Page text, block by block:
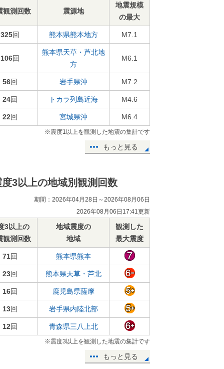
観測回数 震源地
地震規模
の最大
325回 熊本県熊本地方 M7.1
106回
熊本県天草・芦北地
方
M6.1
56回 岩手県沖 M7.2
24回 トカラ列島近海 M4.6
22回 宮城県沖 M6.4
※震度1以上を観測した地震の集計です
もっと見る
度3以上の地域別観測回数
期間：2026年04月28日～2026年08月06日
2026年08月06日17:41更新
3以上の
観測回数
地域震度の
地域
観測した
最大震度
71回 熊本県熊本
23回 熊本県天草・芦北
16回 鹿児島県薩摩
13回 岩手県内陸北部
12回 青森県三八上北
※震度3以上を観測した地震の集計です
もっと見る